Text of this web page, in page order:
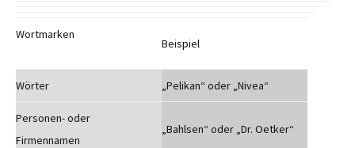
Wortmarken
Beispiel
Wörter „Pelikan“ oder „Nivea“
Personen- oder
Firmennamen
„Bahlsen“ oder „Dr. Oetker“